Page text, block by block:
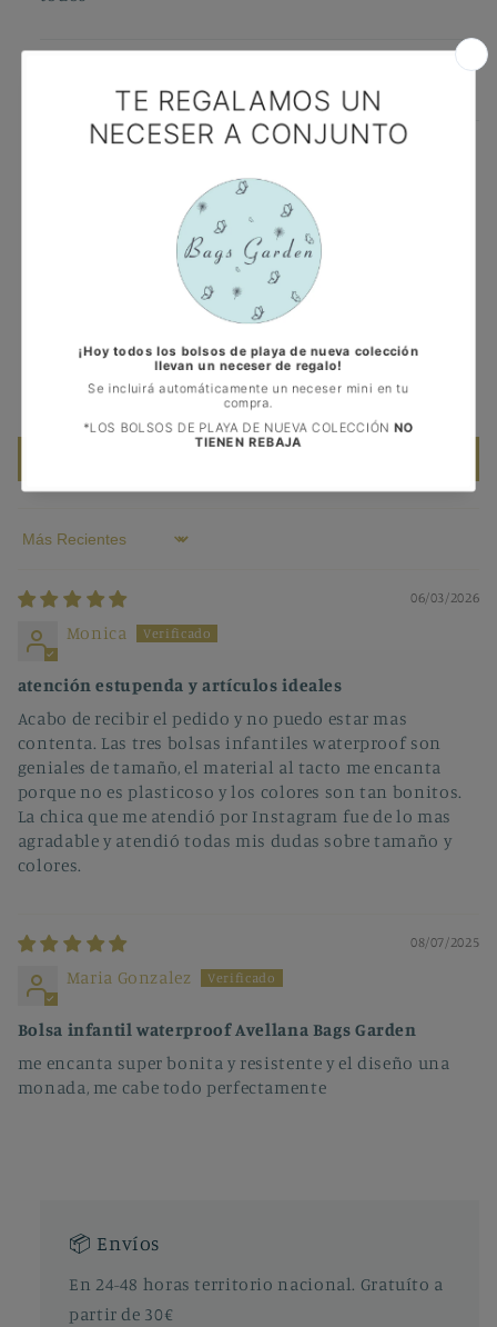
GARDEN
Reseñas de Clientes
5.00 de 5
Basado en 2 reseñas
0
Sort by
06/03/2026
Monica
atención estupenda y artículos ideales
Acabo de recibir el pedido y no puedo estar mas
contenta. Las tres bolsas infantiles waterproof son
geniales de tamaño, el material al tacto me encanta
porque no es plasticoso y los colores son tan bonitos.
La chica que me atendió por Instagram fue de lo mas
agradable y atendió todas mis dudas sobre tamaño y
colores.
08/07/2025
Maria Gonzalez
Bolsa infantil waterproof Avellana Bags Garden
me encanta super bonita y resistente y el diseño una
monada, me cabe todo perfectamente
📦 Envíos
En 24-48 horas territorio nacional. Gratuíto a
partir de 30€